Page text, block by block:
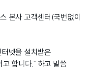
본사 고객센터(국번없이
넷을 설치받은
합니다." 하고 말씀